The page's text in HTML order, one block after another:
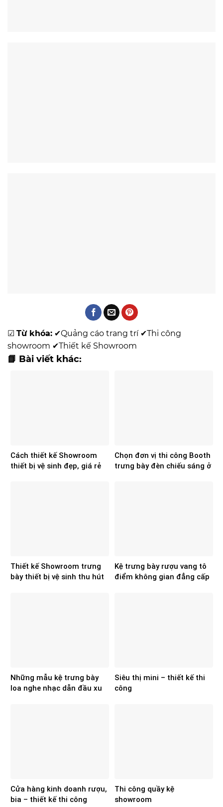
☑ Từ khóa: ✔Quảng cáo trang trí✔Thi công
showroom ✔Thiết kế Showroom
📘 Bài viết khác:
Cách thiết kế Showroom
thiết bị vệ sinh đẹp, giá rẻ
Chọn đơn vị thi công Booth
trưng bày đèn chiếu sáng ở
Thiết kế Showroom trưng
bày thiết bị vệ sinh thu hút
Kệ trưng bày rượu vang tô
điểm không gian đẳng cấp
Những mẫu kệ trưng bày
loa nghe nhạc dẫn đầu xu
Siêu thị mini – thiết kế thi
công
Cửa hàng kinh doanh rượu,
bia – thiết kế thi công
Thi công quầy kệ
showroom